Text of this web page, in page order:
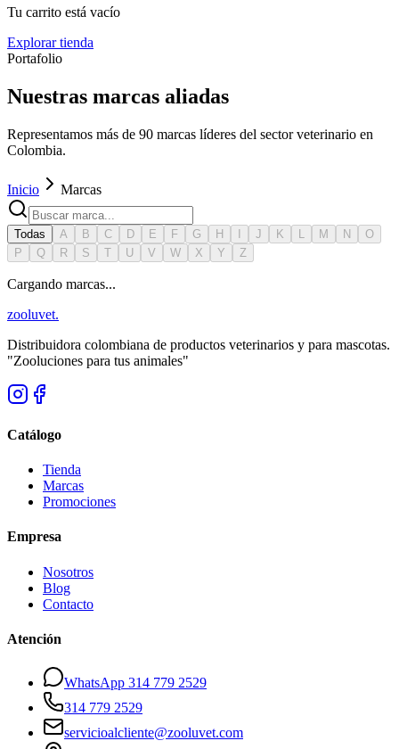
Tu carrito está vacío
Explorar tienda
Portafolio
Nuestras marcas aliadas
Representamos más de 90 marcas líderes del sector veterinario en
Colombia.
Inicio Marcas
Todas A B C D E F G H I J K L M N
O
P
Q R S T U V W X Y Z
Cargando marcas...
zooluvet.
Distribuidora colombiana de productos veterinarios y para mascotas.
"Zooluciones para tus animales"
Catálogo
Tienda
Marcas
Promociones
Empresa
Nosotros
Blog
Contacto
Atención
WhatsApp 314 779 2529
314 779 2529
servicioalcliente@zooluvet.com